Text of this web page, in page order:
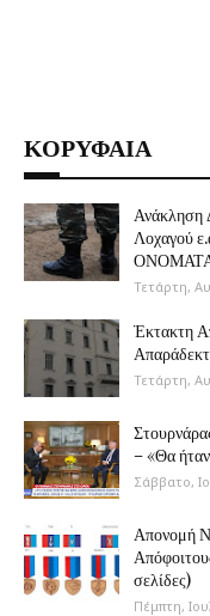
ΚΟΡΥΦΑΙΑ
Ανάκληση
Λοχαγού
Τετάρτη,
Έκτακτη
Τετάρτη,
– «Θα
Σάββατο,
Απονομή
σελίδες)
Πέμπτη,